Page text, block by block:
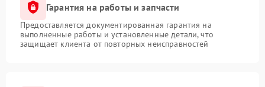
Гарантия на работы и запчасти
Предоставляется документированная гарантия на
выполненные работы и установленные детали, что
защищает клиента от повторных неисправностей